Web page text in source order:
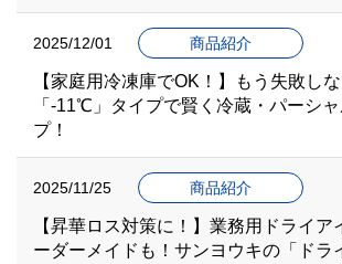
2025/12/01 商品紹介
【家庭用冷凍庫でOK！】もう失敗し
「-11℃」タイプで賢く冷蔵・パーシ
プ！
2025/11/25 商品紹介
【昇華ロス対策に！】業務用ドライア
ーダーメイドも！サンヨウキの「ドラ